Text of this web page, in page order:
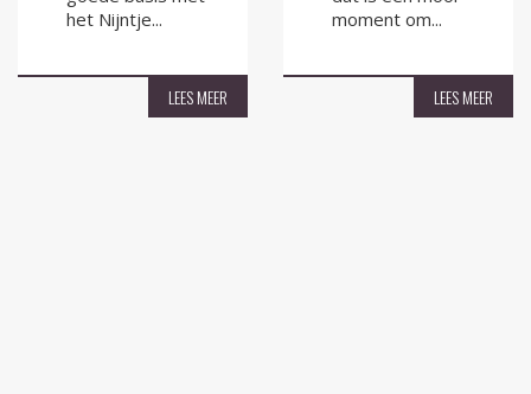
het Nijntje...
LEES MEER
moment om...
LEES MEER